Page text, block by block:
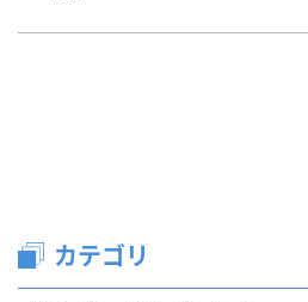
カテゴリ